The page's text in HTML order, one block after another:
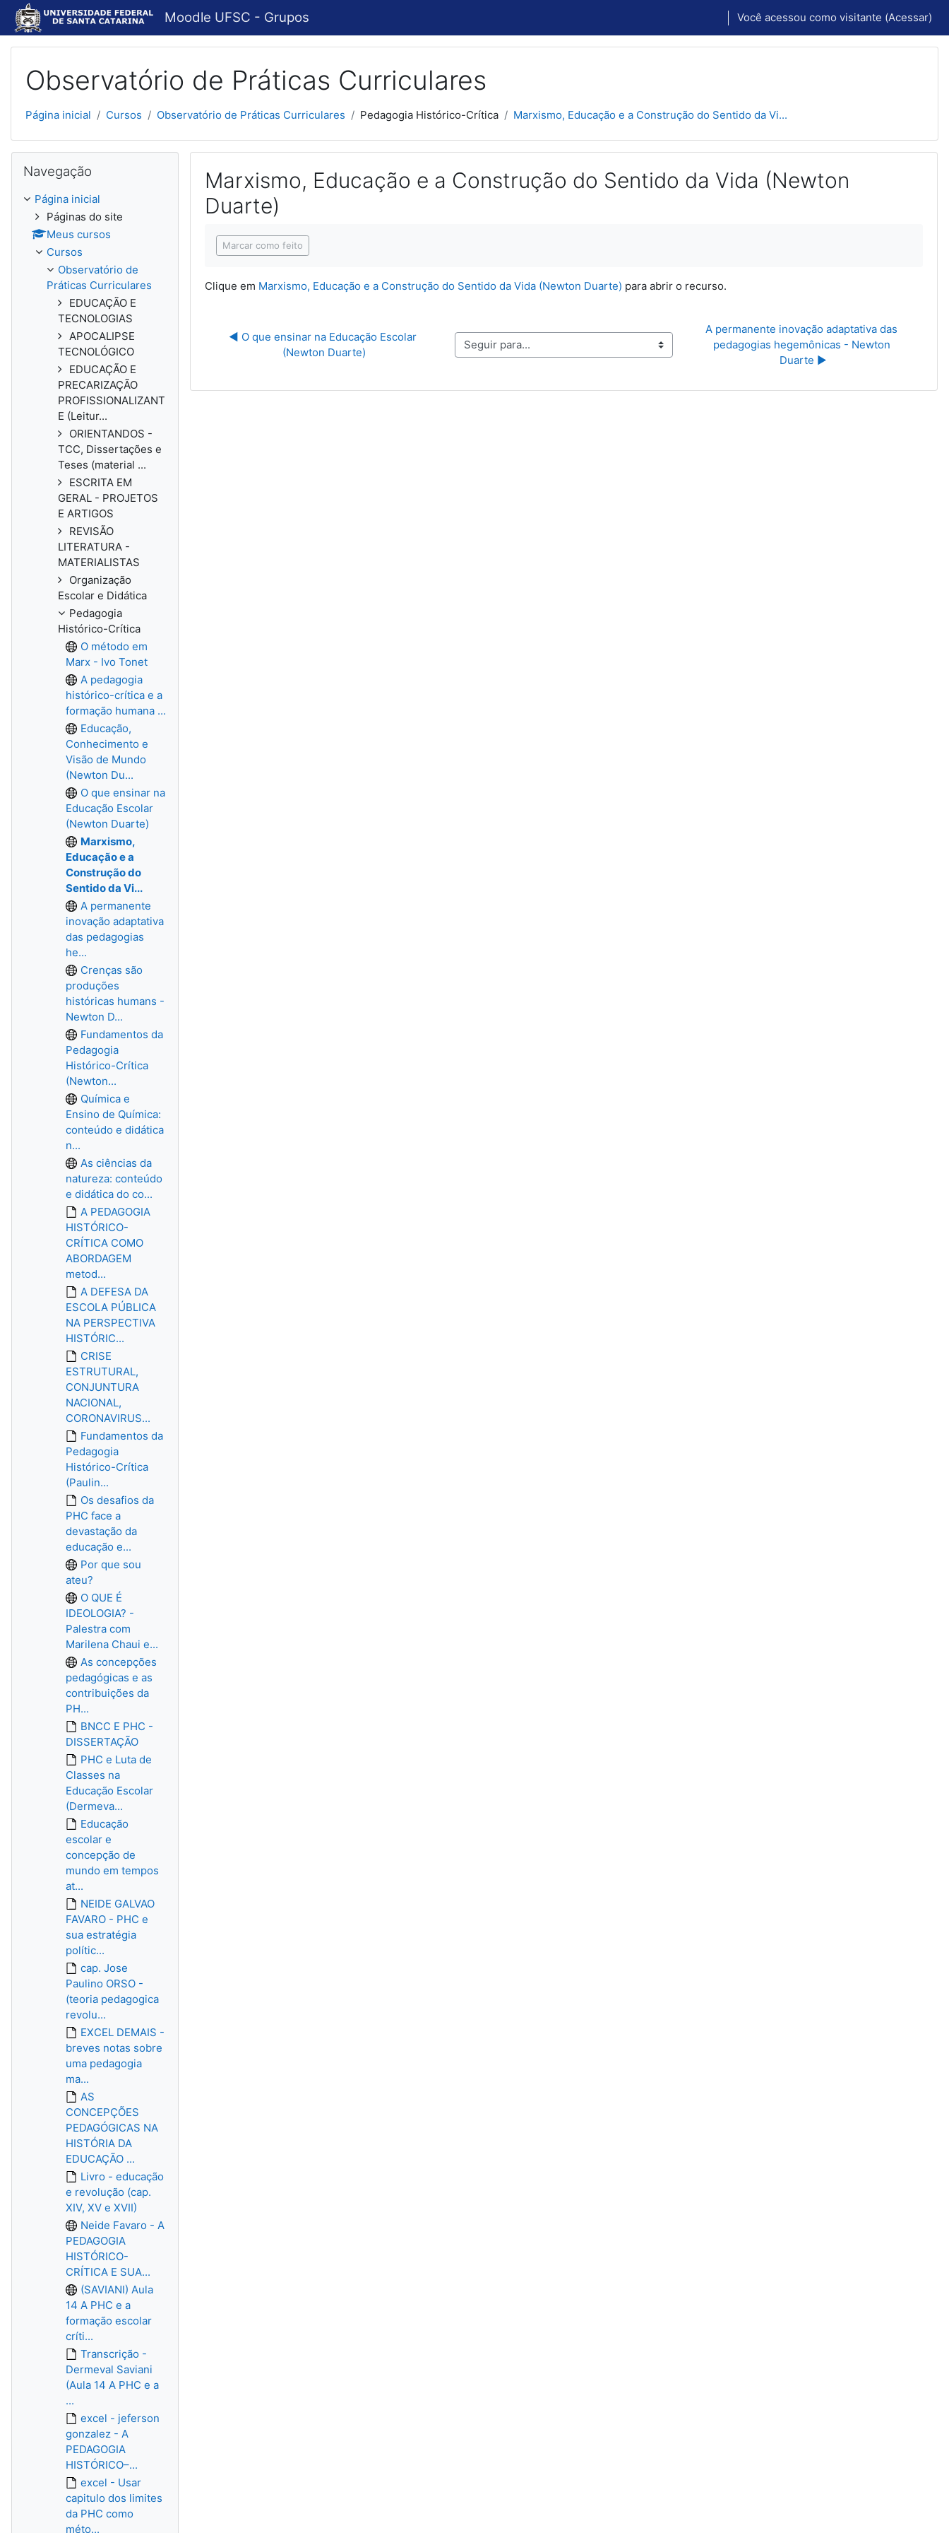
Ir para o conteúdo principal
Moodle UFSC - Grupos Você acessou como visitante (Acessar)
Observatório de Práticas Curriculares
Página inicial Cursos Observatório de Práticas Curriculares Pedagogia Histórico-Crítica Marxismo, Educação e a Construção do Sentido da Vi...
Marxismo, Educação e a Construção do Sentido da Vida (Newton
Duarte)
Marcar como feito
Clique em Marxismo, Educação e a Construção do Sentido da Vida (Newton Duarte) para abrir o recurso.
◀︎ O que ensinar na Educação Escolar
(Newton Duarte)
Seguir para...
A permanente inovação adaptativa das
pedagogias hegemônicas - Newton
Duarte ▶︎
Navegação
Página inicial
Páginas do site
Meus cursos
Cursos
Observatório de
Práticas Curriculares
EDUCAÇÃO E
TECNOLOGIAS
APOCALIPSE
TECNOLÓGICO
EDUCAÇÃO E
PRECARIZAÇÃO
PROFISSIONALIZANT
E (Leitur...
ORIENTANDOS -
TCC, Dissertações e
Teses (material ...
ESCRITA EM
GERAL - PROJETOS
E ARTIGOS
REVISÃO
LITERATURA -
MATERIALISTAS
Organização
Escolar e Didática
Pedagogia
Histórico-Crítica
O método em
Marx - Ivo Tonet
A pedagogia
histórico-crítica e a
formação humana ...
Educação,
Conhecimento e
Visão de Mundo
(Newton Du...
O que ensinar na
Educação Escolar
(Newton Duarte)
Marxismo,
Educação e a
Construção do
Sentido da Vi...
A permanente
inovação adaptativa
das pedagogias
he...
Crenças são
produções
históricas humans -
Newton D...
Fundamentos da
Pedagogia
Histórico-Crítica
(Newton...
Química e
Ensino de Química:
conteúdo e didática
n...
As ciências da
natureza: conteúdo
e didática do co...
A PEDAGOGIA
HISTÓRICO-
CRÍTICA COMO
ABORDAGEM
metod...
A DEFESA DA
ESCOLA PÚBLICA
NA PERSPECTIVA
HISTÓRIC...
CRISE
ESTRUTURAL,
CONJUNTURA
NACIONAL,
CORONAVIRUS...
Fundamentos da
Pedagogia
Histórico-Crítica
(Paulin...
Os desafios da
PHC face a
devastação da
educação e...
Por que sou
ateu?
O QUE É
IDEOLOGIA? -
Palestra com
Marilena Chaui e...
As concepções
pedagógicas e as
contribuições da
PH...
BNCC E PHC -
DISSERTAÇÃO
PHC e Luta de
Classes na
Educação Escolar
(Dermeva...
Educação
escolar e
concepção de
mundo em tempos
at...
NEIDE GALVAO
FAVARO - PHC e
sua estratégia
polític...
cap. Jose
Paulino ORSO -
(teoria pedagogica
revolu...
EXCEL DEMAIS -
breves notas sobre
uma pedagogia
ma...
AS
CONCEPÇÕES
PEDAGÓGICAS NA
HISTÓRIA DA
EDUCAÇÃO ...
Livro - educação
e revolução (cap.
XIV, XV e XVII)
Neide Favaro - A
PEDAGOGIA
HISTÓRICO-
CRÍTICA E SUA...
(SAVIANI) Aula
14 A PHC e a
formação escolar
críti...
Transcrição -
Dermeval Saviani
(Aula 14 A PHC e a
...
excel - jeferson
gonzalez - A
PEDAGOGIA
HISTÓRICO–...
excel - Usar
capitulo dos limites
da PHC como
méto...